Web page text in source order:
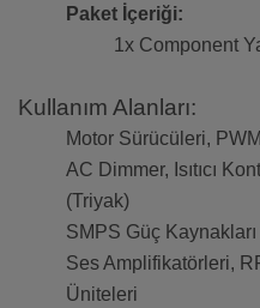
Paket İçeriği:
1x Component
Kullanım Alanları:
Motor Sürücüleri,
AC Dimmer, Isıtıcı
(Triyak)
SMPS Güç
Ses Amplifikatörleri,
Üniteleri